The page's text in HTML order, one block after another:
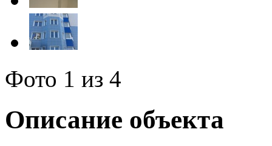
Фото 1 из 4
Описание объекта